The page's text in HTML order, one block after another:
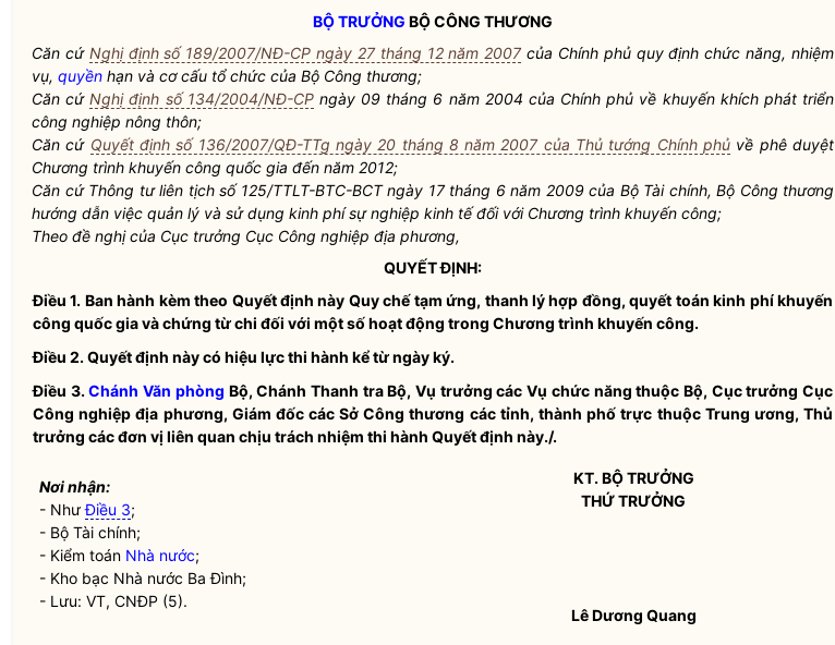
BỘ TRƯỞNG BỘ CÔNG THƯƠNG
Căn cứ Nghị định số 189/2007/NĐ-CP ngày 27 tháng 12 năm 2007của Chính phủ quy định chức năng, nhiệm
vụ, quyền hạn và cơ cấu tổ chức của Bộ Công thương;
Căn cứNghị định số 134/2004/NĐ-CPngày 09 tháng 6 năm 2004 của Chính phủ về khuyến khích phát triển
công nghiệp nông thôn;
Căn cứ Quyết định số 136/2007/QĐ-TTg ngày 20 tháng 8 năm 2007 của Thủ tướng Chính phủ về phê duyệt
Chương trình khuyến công quốc gia đến năm 2012;
Căn cứ Thông tư liên tịch số 125/TTLT-BTC-BCT ngày 17 tháng 6 năm 2009 của Bộ Tài chính, Bộ Công thương
hướng dẫn việc quản lý và sử dụng kinh phí sự nghiệp kinh tế đối với Chương trình khuyến công;
Theo đề nghị của Cục trưởng Cục Công nghiệp địa phương,
QUYẾT ĐỊNH:
Điều 1. Ban hành kèm theo Quyết định này Quy chếtạm ứng, thanh lý hợp đồng, quyết toán kinh phí khuyến
công quốc giavà chứng từ chi đối với một số hoạt động trong Chương trình khuyến công.
Điều 2.Quyết định này có hiệu lực thi hành kể từ ngày ký.
Điều 3. Chánh Văn phòng Bộ, Chánh Thanh tra Bộ, Vụ trưởng các Vụ chức năng thuộc Bộ, Cục trưởng Cục
Công nghiệp địa phương, Giám đốc các Sở Công thương các tỉnh, thành phố trực thuộc Trung ương, Thủ
trưởng các đơn vị liên quan chịu trách nhiệm thi hành Quyết định này./.
Nơi nhận:
- NhưĐiều 3;
- Bộ Tài chính;
- Kiểm toán Nhà nước;
- Kho bạc Nhà nước Ba Đình;
- Lưu: VT, CNĐP (5).
KT.BỘ TRƯỞNG
THỨ TRƯỞNG
Lê Dương Quang